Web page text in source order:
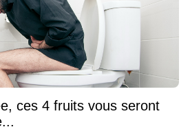
ces 4 fruits vous seront